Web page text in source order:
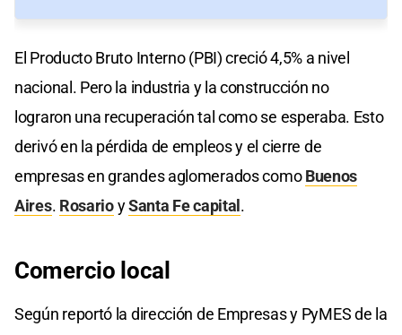
El Producto Bruto Interno (PBI) creció 4,5% a nivel
nacional. Pero la industria y la construcción no
lograron una recuperación tal como se esperaba. Esto
derivó en la pérdida de empleos y el cierre de
empresas en grandes aglomerados comoBuenos
Aires. RosarioySanta Fe capital.
Comercio local
Según reportó la dirección de Empresas y PyMES de la